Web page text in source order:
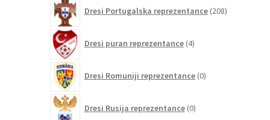
Dresi Portugalska reprezentance 208izdelkov
Dresi puran reprezentance 4izdelki
Dresi Romuniji reprezentance 0izdelkov
Dresi Rusija reprezentance 0izdelkov